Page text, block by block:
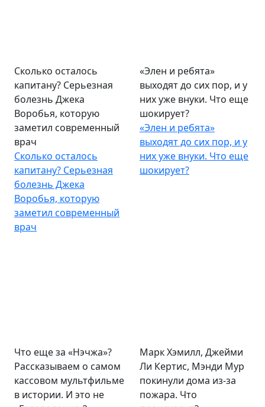
Сколько осталось
капитану? Серьезная
болезнь Джека
Воробья, которую
заметил современный
врач
Сколько осталось
капитану? Серьезная
болезнь Джека
Воробья, которую
заметил современный
врач
«Элен и ребята»
выходят до сих пор, и у
них уже внуки. Что еще
шокирует?
«Элен и ребята»
выходят до сих пор, и у
них уже внуки. Что еще
шокирует?
Что еще за «Нэчжа»?
Рассказываем о самом
кассовом мультфильме
в истории. И это не
Марк Хэмилл, Джейми
Ли Кертис, Мэнди Мур
покинули дома из-за
пожара. Что